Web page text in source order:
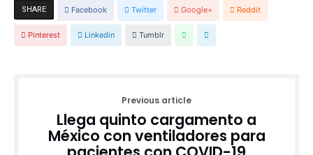
SHARE Facebook Twitter Google+ Reddit
Pinterest Linkedin Tumblr
Previous article
Llega quinto cargamento a
México con ventiladores para